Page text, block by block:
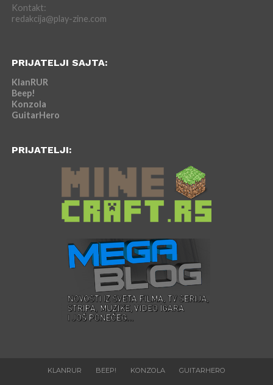
Kontakt:
redakcija@play-zine.com
PRIJATELJI SAJTA:
KlanRUR
Beep!
Konzola
GuitarHero
PRIJATELJI:
KLANRUR BEEP! KONZOLA GUITARHERO